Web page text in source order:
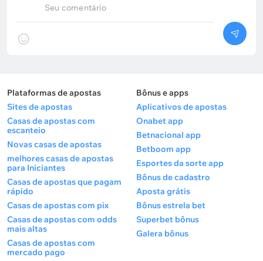
1.15
1,5 4.50
rodadas, mas, contra a melhor defesa do torneio
(dois gols sofridos em três jogos), o gol do
adversário não é garantido.
Palpite para placar exato
Os cenários mais prováveis são uma vitória segura
da França com um gol de resposta dos suecos ou
uma goleada sem sofrer gols. A França venceu o
último confronto direto (4 a 2) e marcou
regularmente 3 a 4 gols na fase de grupos.
Seu comentário
Plataformas de apostas
Sites de apostas
Casas de apostas com
escanteio
Novas casas de apostas
melhores casas de apostas
para Iniciantes
Casas de apostas que pagam
rápido
Casas de apostas com pix
Casas de apostas com odds
mais altas
Casas de apostas com
mercado pago
Bônus e apps
Aplicativos de apostas
Onabet app
Betnacional app
Betboom app
Esportes da sorte app
Bônus de cadastro
Aposta grátis
Bônus estrela bet
Superbet bônus
Galera bônus